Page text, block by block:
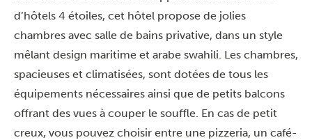
d’hôtels 4 étoiles, cet hôtel propose de jolies
chambres avec salle de bains privative, dans un style
mêlant design maritime et arabe swahili. Les chambres,
spacieuses et climatisées, sont dotées de tous les
équipements nécessaires ainsi que de petits balcons
offrant des vues à couper le souffle. En cas de petit
creux, vous pouvez choisir entre une pizzeria, un café-